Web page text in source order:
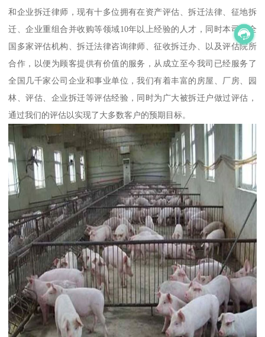
和企业拆迁律师，现有十多位拥有在资产评估、拆迁法律、征地拆
迁、企业重组合并收购等领域10年以上经验的人才，同时本司与全
国多家评估机构、拆迁法律咨询律师、征收拆迁办、以及评估院所
合作，以便为顾客提供有价值的服务，从成立至今我司已经服务了
全国几千家公司企业和事业单位，我们有着丰富的房屋、厂房、园
林、评估、企业拆迁等评估经验，同时为广大被拆迁户做过评估，
通过我们的评估以实现了大多数客户的预期目标。